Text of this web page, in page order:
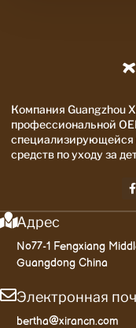
Компания Guangzhou
профессиональной
специализирующейся
средств по уходу за
Адрес
No77-1 Fengxiang
Guangdong China
Электронная
bertha@xirancn.com